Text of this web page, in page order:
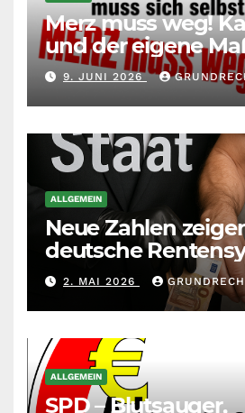
Merz muss weg!
und der eigene
andere richtet,
selbst richten
9. JUNI 2026
ALLGEMEIN
Neue Zahlen
deutsche
durch die
zunehmend unter
2. MAI 2026
ALLGEMEIN
SPD – Blutsauger,